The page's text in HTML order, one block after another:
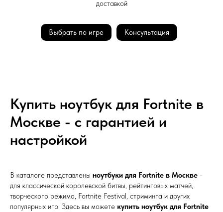
доставкой
Выбрать по игре Консультация
Купить ноутбук для Fortnite в
Москве - с гарантией и
настройкой
В каталоге представлены ноутбуки для Fortnite в Москве -
для классической королевской битвы, рейтинговых матчей,
творческого режима, Fortnite Festival, стриминга и других
популярных игр. Здесь вы можете купить ноутбук для Fortnite